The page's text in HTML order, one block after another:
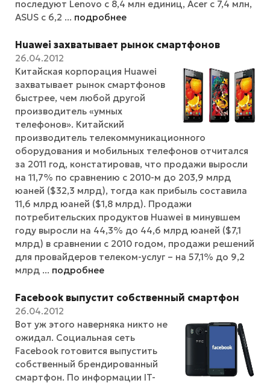
последуют Lenovo с 8,4 млн единиц, Acer с 7,4 млн,
ASUS с 6,2 ... подробнее
Huawei захватывает рынок смартфонов
26.04.2012
Китайская корпорация Huawei
захватывает рынок смартфонов
быстрее, чем любой другой
производитель «умных
телефонов». Китайский
производитель телекоммуникационного
оборудования и мобильных телефонов отчитался
за 2011 год, констатировав, что продажи выросли
на 11,7% по сравнению с 2010-м до 203,9 млрд
юаней ($32,3 млрд), тогда как прибыль составила
11,6 млрд юаней ($1,8 млрд). Продажи
потребительских продуктов Huawei в минувшем
году выросли на 44,3% до 44,6 млрд юаней ($7,1
млрд) в сравнении с 2010 годом, продажи решений
для провайдеров телеком-услуг – на 57,1% до 9,2
млрд ... подробнее
Facebook выпустит собственный смартфон
26.04.2012
Вот уж этого наверняка никто не
ожидал. Социальная сеть
Facebook готовится выпустить
собственный брендированный
смартфон. По информации IT-